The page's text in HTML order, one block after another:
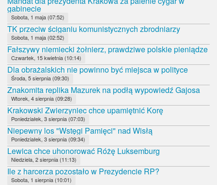
gabinecie
Sobota, 1 maja (07:52)
TK przeciw ściganiu komunistycznych zbrodniarzy
Sobota, 1 maja (02:52)
Fałszywy niemiecki żołnierz, prawdziwe polskie pieniądze
Czwartek, 15 kwietnia (10:14)
Dla obrażalskich nie powinno być miejsca w polityce
Środa, 5 sierpnia (09:30)
Znakomita replika Mazurek na podłą wypowiedź Gajosa
Wtorek, 4 sierpnia (09:28)
Krakowski Zwierzyniec chce upamiętnić Korę
Poniedziałek, 3 sierpnia (07:03)
Niepewny los "Wstęgi Pamięci" nad Wisłą
Poniedziałek, 3 sierpnia (09:34)
Lewica chce uhonorować Różę Luksemburg
Niedziela, 2 sierpnia (11:13)
Ile z harcerza pozostało w Prezydencie RP?
Sobota, 1 sierpnia (10:01)